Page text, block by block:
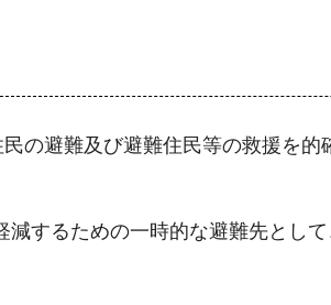
の避難及び避難住民等の救援を的
するための一時的な避難先とし